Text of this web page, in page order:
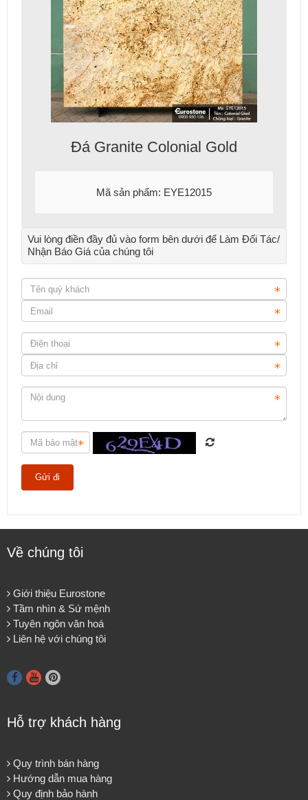
Đá Granite Colonial Gold
Mã sản phẩm: EYE12015
Vui lòng điền đầy đủ vào form bên dưới để Làm Đối Tác/
Nhận Báo Giá của chúng tôi
Về chúng tôi
Giới thiệu Eurostone
Tầm nhìn & Sứ mệnh
Tuyên ngôn văn hoá
Liên hệ với chúng tôi
Hỗ trợ khách hàng
Quy trình bán hàng
Hướng dẫn mua hàng
Quy định bảo hành